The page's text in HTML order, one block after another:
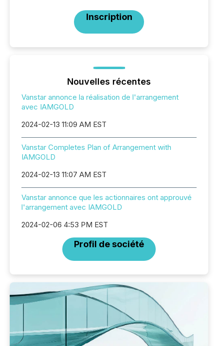
Inscription
Nouvelles récentes
Vanstar annonce la réalisation de l'arrangement
avec IAMGOLD
2024-02-13 11:09 AM EST
Vanstar Completes Plan of Arrangement with
IAMGOLD
2024-02-13 11:07 AM EST
Vanstar annonce que les actionnaires ont approuvé
l'arrangement avec IAMGOLD
2024-02-06 4:53 PM EST
Profil de société